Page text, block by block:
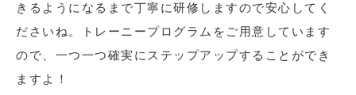
きるようになるまで丁寧に研修しますので安心してく
ださいね。トレーニープログラムをご用意しています
ので、一つ一つ確実にステップアップすることができ
ますよ！